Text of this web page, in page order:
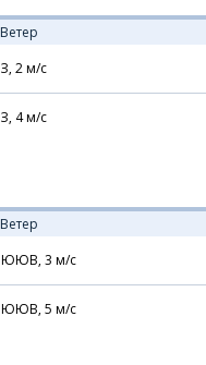
Ветер
З, 2м/с
З, 4м/с
Ветер
ЮЮВ, 3 м/с
ЮЮВ, 5 м/с